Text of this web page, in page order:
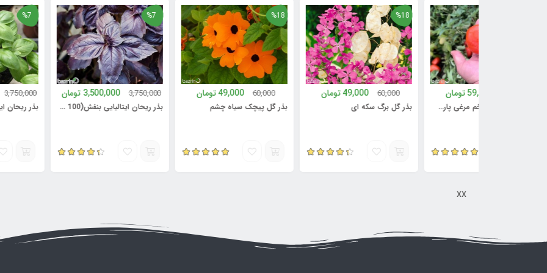
تومان
بذر گوجه فرنگی تخم مرغی پارس F1
49,000 تومان
بذر گل برگ سکه ای
%18
49,000 تومان
بذر گل پیچک سیاه چشم
%18
3,750,000
3,500,000تومان
بذر ریحان ایتالیایی بنفش(100 گرمی)
%7
3,750,000
%7
xx